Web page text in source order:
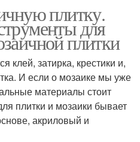
плитку.
для
плитки
клей, затирка, крестики и,
И если о мозаике мы уже
материалы стоит
плитки и мозаики бывает
акриловый и